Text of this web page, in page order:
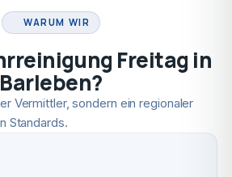
WARUM WIR
Freitag in
Barleben?
Vermittler, sondern ein regionaler
Standards.